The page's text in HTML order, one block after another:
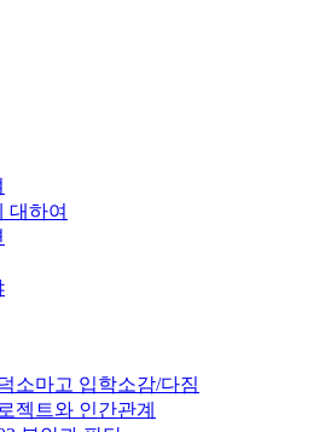
대하여
소마고 입학소감/다짐
젝트와 인간관계